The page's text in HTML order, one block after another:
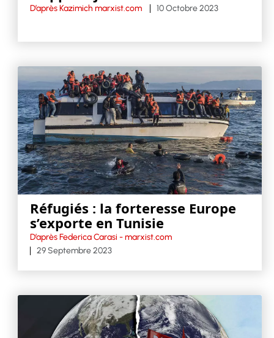
D’après Kazimich marxist.com 10 Octobre 2023
Réfugiés : la forteresse Europe
s’exporte en Tunisie
D’après Federica Carasi - marxist.com
29 Septembre 2023